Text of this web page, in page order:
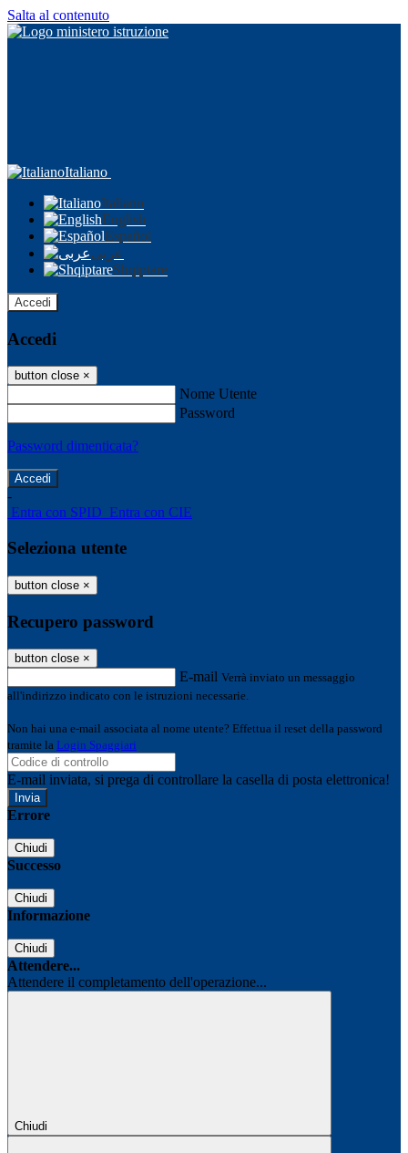
Salta al contenuto
Italiano
Italiano
English
Español
عربى
Shqiptare
Accedi
Accedi
button close ×
Nome Utente
Password
Password dimenticata?
-
Entra con SPID Entra con CIE
Seleziona utente
button close ×
Recupero password
button close ×
E-mail Verrà inviato un messaggio
all'indirizzo indicato con le istruzioni necessarie.
Non hai una e-mail associata al nome utente? Effettua il reset della password
tramite la Login Spaggiari
E-mail inviata, si prega di controllare la casella di posta elettronica!
Errore
Chiudi
Successo
Chiudi
Informazione
Chiudi
Attendere...
Attendere il completamento dell'operazione...
Chiudi